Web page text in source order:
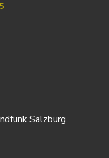
Salzburg